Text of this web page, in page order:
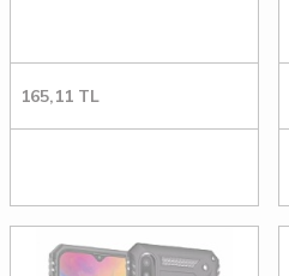
165,11 TL